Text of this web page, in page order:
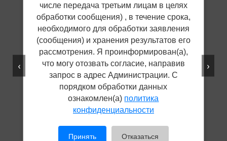
числе передача третьим лицам в целях
обработки сообщения) , в течение срока,
необходимого для обработки заявления
(сообщения) и хранения результатов его
рассмотрения. Я проинформирован(а),
что могу отозвать согласие, направив
запрос в адрес Администрации. С
порядком обработки данных
ознакомлен(а) политика
конфиденциальности
Принять Отказаться
‹ ›